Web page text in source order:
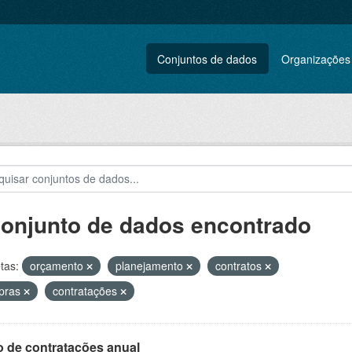
Conjuntos de dados Organizações
de dados encontrado
orçamento planejamento
contratos
contratações
de contratações anual